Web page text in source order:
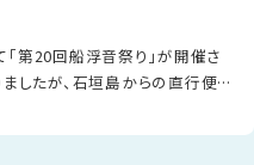
第20回船浮音祭り」が開催さ
したが、石垣島からの直行便や